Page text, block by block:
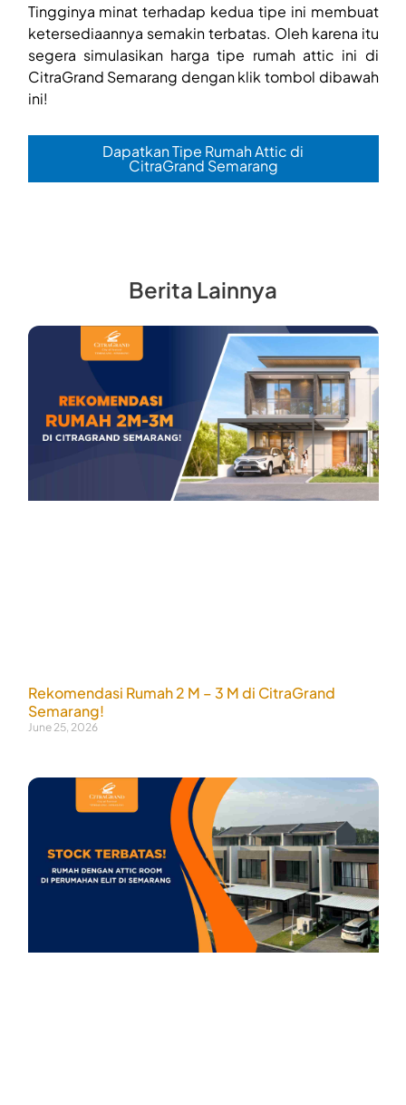
Tingginya minat terhadap kedua tipe ini membuat
ketersediaannya semakin terbatas. Oleh karena itu
segera simulasikan harga tipe rumah attic ini di
CitraGrand Semarang dengan klik tombol dibawah
ini!
Dapatkan Tipe Rumah Attic di
CitraGrand Semarang
Berita Lainnya
Rekomendasi Rumah 2 M – 3 M di CitraGrand
Semarang!
June 25, 2026